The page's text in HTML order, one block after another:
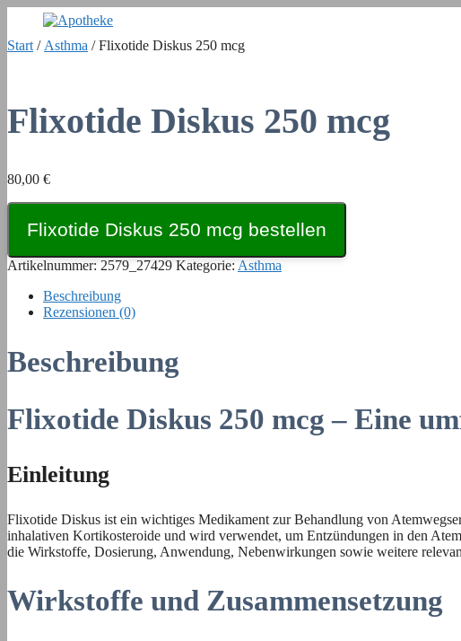
springen
Start / Asthma / Flixotide Diskus 250 mcg
Flixotide Diskus 250 mcg
80,00 €
Flixotide Diskus 250 mcg bestellen
Artikelnummer: 2579_27429 Kategorie: Asthma
Beschreibung
Rezensionen (0)
Beschreibung
Flixotide Diskus 250 mcg – Eine
Einleitung
Flixotide Diskus ist ein wichtiges Medikament zur Behandlung von
inhalativen Kortikosteroide und wird verwendet, um Entzündungen in den
die Wirkstoffe, Dosierung, Anwendung, Nebenwirkungen sowie weitere
Wirkstoffe und Zusammensetzung